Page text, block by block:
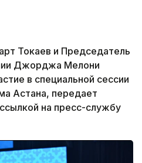
Токаев и Председатель
Джорджа Мелони
в специальной сессии
Астана, передает
на пресс-службу